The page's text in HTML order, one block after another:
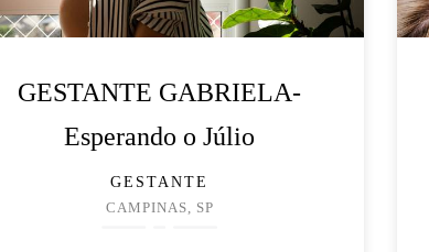
GESTANTE GABRIELA-
Esperando o Júlio
GESTANTE
CAMPINAS, SP